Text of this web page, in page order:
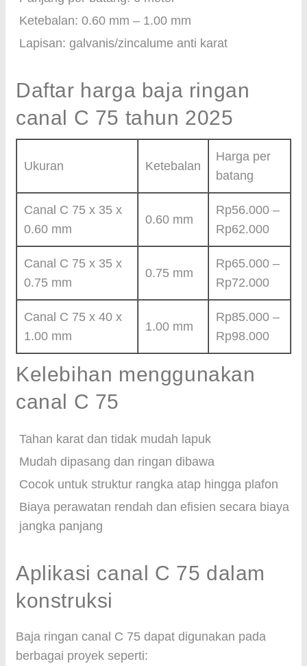
Ketebalan: 0.60 mm – 1.00 mm
Lapisan: galvanis/zincalume anti karat
Daftar harga baja ringan
canal C 75 tahun 2025
Ukuran Ketebalan
Harga per
batang
Canal C 75 x 35 x
0.60 mm
0.60 mm
Rp56.000 –
Rp62.000
Canal C 75 x 35 x
0.75 mm
0.75 mm
Rp65.000 –
Rp72.000
Canal C 75 x 40 x
1.00 mm
1.00 mm
Rp85.000 –
Rp98.000
Kelebihan menggunakan
canal C 75
Tahan karat dan tidak mudah lapuk
Mudah dipasang dan ringan dibawa
Cocok untuk struktur rangka atap hingga plafon
Biaya perawatan rendah dan efisien secara biaya
jangka panjang
Aplikasi canal C 75 dalam
konstruksi
Baja ringan canal C 75 dapat digunakan pada
berbagai proyek seperti: